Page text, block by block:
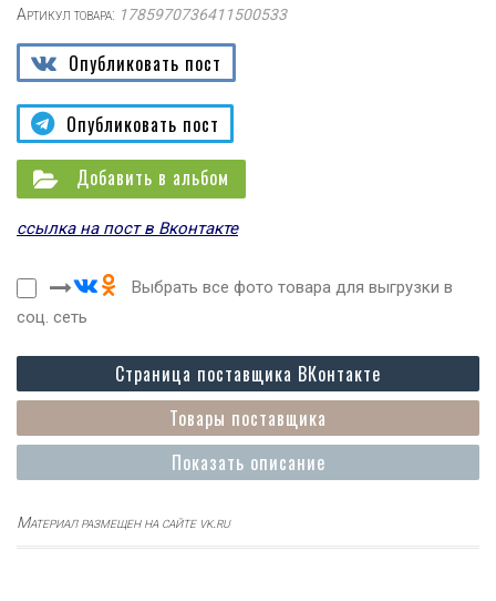
Артикул товара: 1785970736411500533
Опубликовать пост
Опубликовать пост
Добавить в альбом
ссылка на пост в Вконтакте
Выбрать все фото товара для выгрузки в
соц. сеть
Показать описание
Товары поставщика
Страница поставщика ВКонтакте
Материал размещен на сайте vk.ru